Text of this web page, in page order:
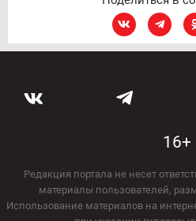
16+
Редакция портала не несет
материалы пользователей,
Использование материалов на